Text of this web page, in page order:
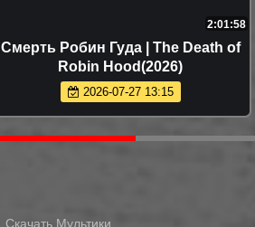
2:01:58
Смерть Робин Гуда | The Death of
Robin Hood(2026)
2026-07-27 13:15
Скачать Мультики